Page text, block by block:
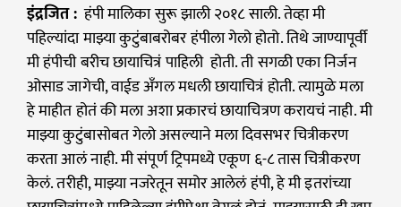
इंद्रजित :हंपी मालिका सुरू झाली २०१८ साली. तेव्हा मी
पहिल्यांदा माझ्या कुटुंबाबरोबर हंपीला गेलो होतो. तिथे जाण्यापूर्वी
मी हंपीची बरीच छायाचित्रं पाहिली होती. ती सगळी एका निर्जन
ओसाड जागेची, वाईड अँगल मधली छायाचित्रं होती. त्यामुळे मला
हे माहीत होतं की मला अशा प्रकारचं छायाचित्रण करायचं नाही. मी
माझ्या कुटुंबासोबत गेलो असल्याने मला दिवसभर चित्रीकरण
करता आलं नाही. मी संपूर्ण ट्रिपमध्ये एकूण ६-८ तास चित्रीकरण
केलं. तरीही, माझ्या नजरेतून समोर आलेलं हंपी, हे मी इतरांच्या